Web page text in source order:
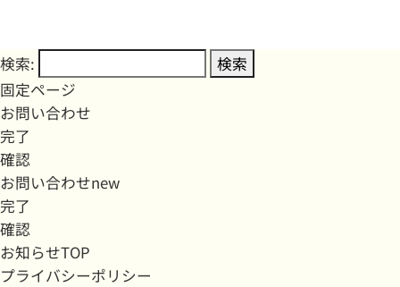
検索:
固定ページ
お問い合わせ
完了
確認
お問い合わせnew
完了
確認
お知らせTOP
プライバシーポリシー